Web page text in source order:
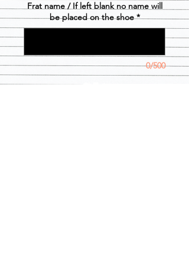
Frat name / If left blank no name will
be placed on the shoe *
0/500